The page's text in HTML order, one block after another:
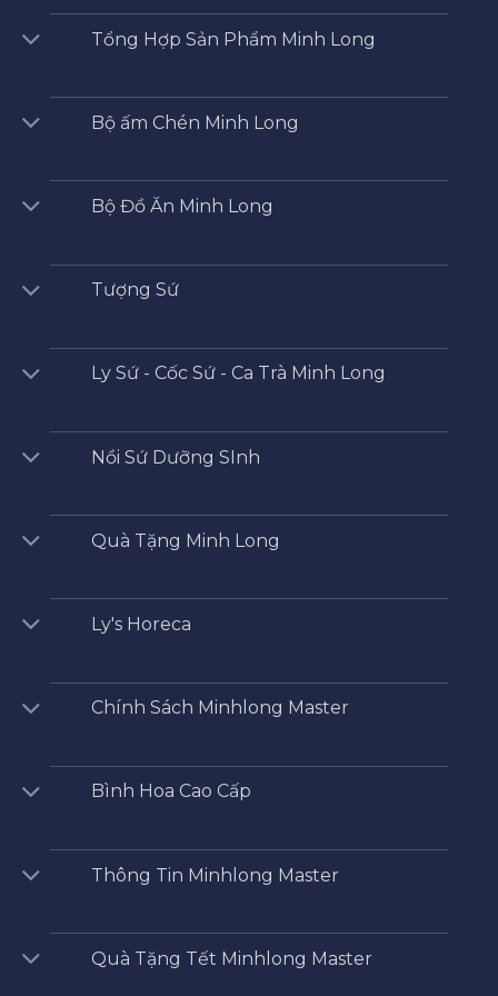
Tổng Hợp Sản Phẩm Minh Long
Bộ ấm Chén Minh Long
Bộ Đồ Ăn Minh Long
Tượng Sứ
Ly Sứ - Cốc Sứ - Ca Trà Minh Long
Nồi Sứ Dưỡng SInh
Quà Tặng Minh Long
Ly's Horeca
Chính Sách Minhlong Master
Bình Hoa Cao Cấp
Thông Tin Minhlong Master
Quà Tặng Tết Minhlong Master